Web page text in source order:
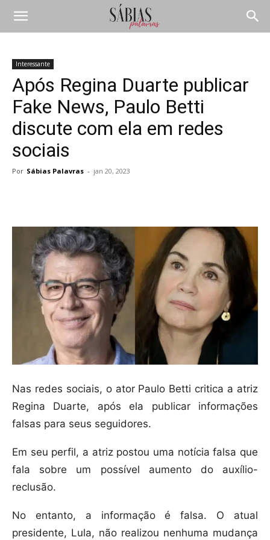
Interessante
Após Regina Duarte publicar
Fake News, Paulo Betti
discute com ela em redes
sociais
Por Sábias Palavras - jan 20, 2023
Nas redes sociais, o ator Paulo Betti critica a atriz
Regina Duarte, após ela publicar informações
falsas para seus seguidores.
Em seu perfil, a atriz postou uma notícia falsa que
fala sobre um possível aumento do auxílio-
reclusão.
No entanto, a informação é falsa. O atual
presidente, Lula, não realizou nenhuma mudança